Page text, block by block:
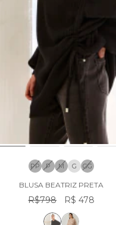
PP P M G GG
BLUSA BEATRIZ PRETA
R$798 R$ 478